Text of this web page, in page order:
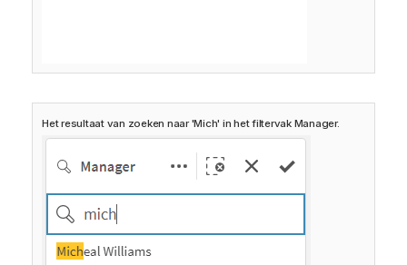
Het resultaat van zoeken naar 'Mich' in het filtervak Manager.